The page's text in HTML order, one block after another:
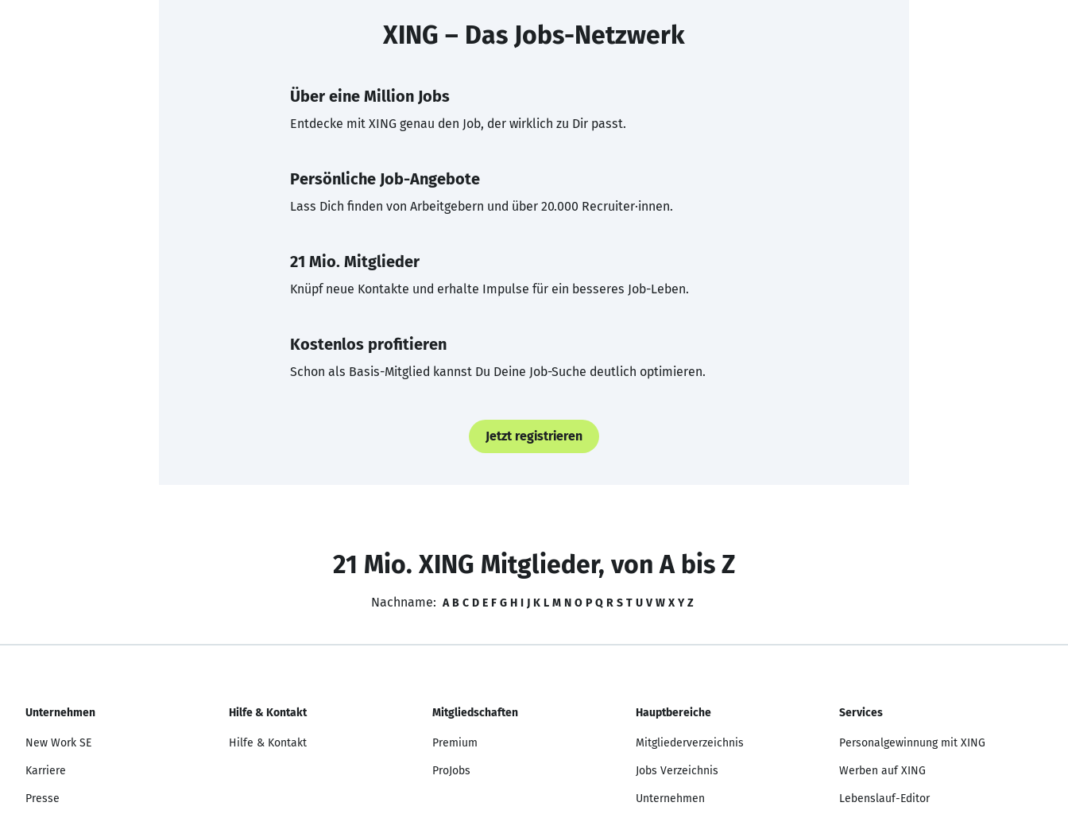
XING – Das Jobs-Netzwerk
Über eine Million Jobs
Entdecke mit XING genau den Job, der wirklich zu Dir passt.
Persönliche Job-Angebote
Lass Dich finden von Arbeitgebern und über 20.000 Recruiter·innen.
21 Mio. Mitglieder
Knüpf neue Kontakte und erhalte Impulse für ein besseres Job-Leben.
Kostenlos profitieren
Schon als Basis-Mitglied kannst Du Deine Job-Suche deutlich optimieren.
Jetzt registrieren
21 Mio. XING Mitglieder, von A bis Z
Nachname: A B C D E F G H I J K L M N O P Q R S T U V W X Y Z
Unternehmen
New Work SE
Karriere
Presse
Hilfe & Kontakt
Hilfe & Kontakt
Mitgliedschaften
Premium
ProJobs
Hauptbereiche
Mitgliederverzeichnis
Jobs Verzeichnis
Unternehmen
Services
Personalgewinnung mit XING
Werben auf XING
Lebenslauf-Editor